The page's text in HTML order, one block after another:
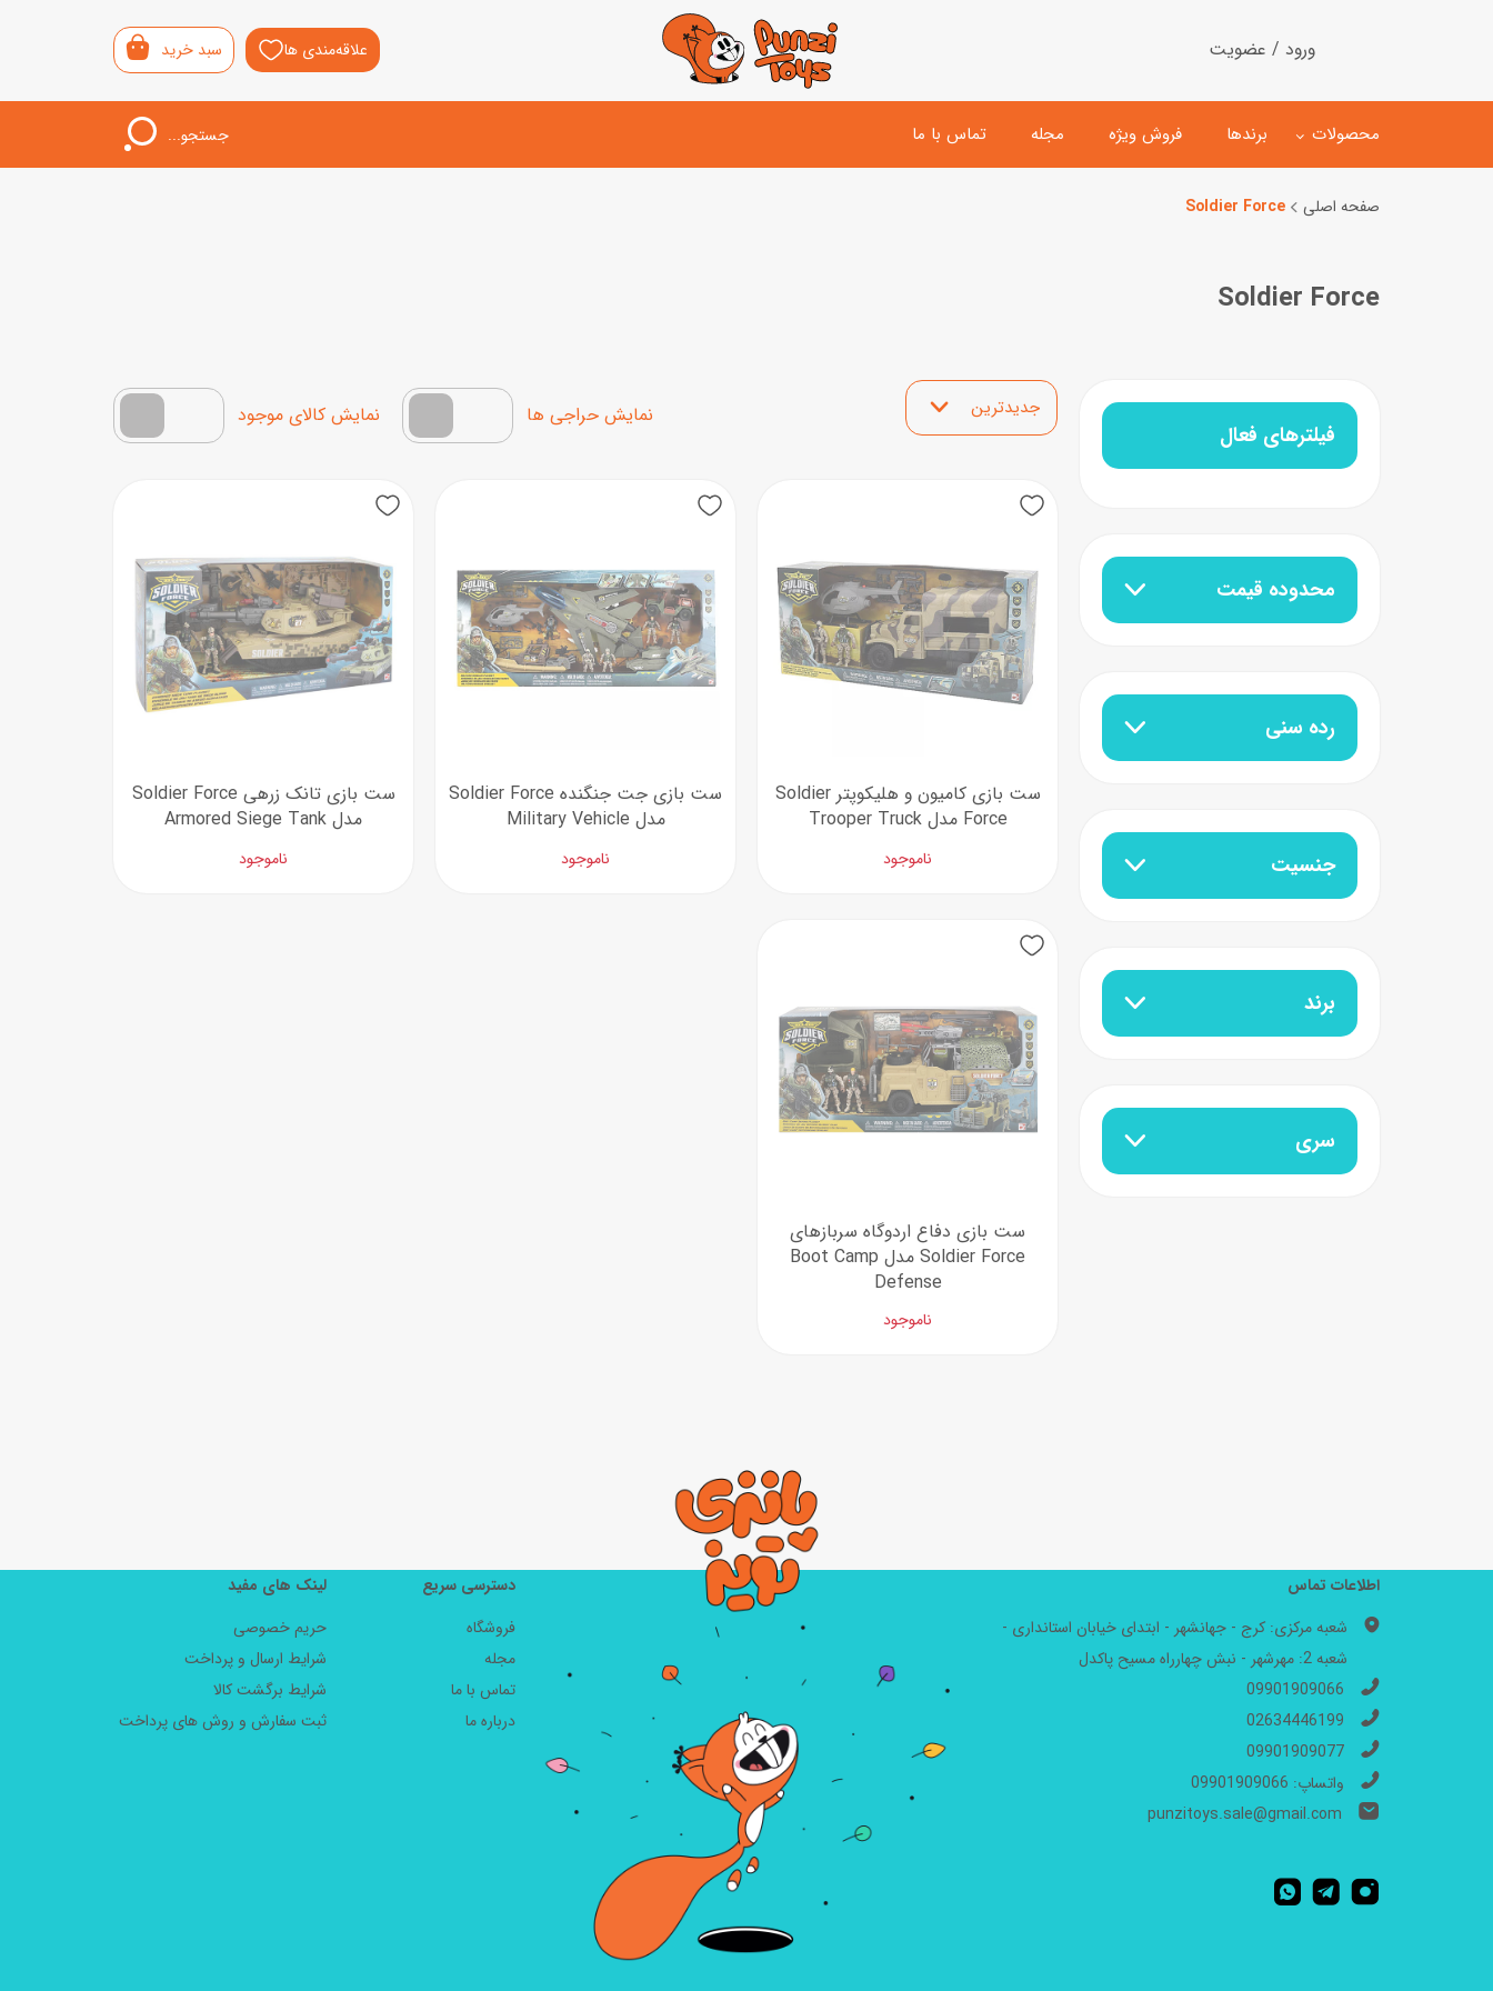
ورود / عضویت علاقه‌مندی ها سبد خرید
محصولات
اسباب‌بازی‌ ساختنی
ماشین اسباب بازی
ربات و اسباب‌بازیهای عملکردی
هلیکوپتر و هواپیما
بازی های آبی
عروسک
خانه و لوازم عروسک
عروسک مینیاتوری
لوازم گریم و آرایش کودک
اکشن فیگور و شخصیت
حیوانات مینیاتوری
پازل
برد گیم
لوازم هنر و نقاشی
کیف و کوله پشتی
چمدان کودک
قمقمه و ظرف غذا
سورپرایزی‌ها
ست‌های بازی
لوازم موسیقی
برندها فروش ویژه مجله تماس با ما جستجو...
صفحه اصلی Soldier Force
Soldier Force
فیلترهای فعال
محدوده قیمت
رده سنی
جنسیت
برند
سری
مرتب‌سازی محصولات
نمایش محصولات تخفیف‌دار
فقط کالاهای موجود
ست بازی کامیون و هلیکوپتر Soldier
Force مدل Trooper Truck
ناموجود
ست بازی جت جنگنده Soldier Force
مدل Military Vehicle
ناموجود
ست بازی تانک زرهی Soldier Force
مدل Armored Siege Tank
ناموجود
ست بازی دفاع اردوگاه سربازهای
Soldier Force مدل Boot Camp
Defense
ناموجود
اطلاعات تماس
شعبه مرکزی: کرج - جهانشهر - ابتدای خیابان استانداری -
شعبه 2: مهرشهر - نبش چهارراه مسیح پاکدل
09901909066
02634446199
09901909077
واتساپ: 09901909066
punzitoys.sale@gmail.com
دسترسی سریع
فروشگاه
مجله
تماس با ما
درباره ما
لینک های مفید
حریم خصوصی
شرایط ارسال و پرداخت
شرایط برگشت کالا
ثبت سفارش و روش های پرداخت